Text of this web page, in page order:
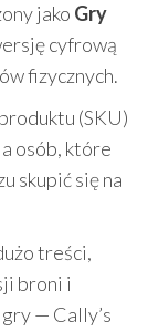
jako Gry
cyfrową
fizycznych.
(SKU)
osób, które
skupić się na
treści,
broni i
— Cally’s